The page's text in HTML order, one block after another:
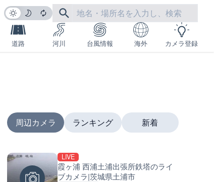
道路 河川 台風情報 海外 カメラ登録
周辺カメラ
LIVE
霞ヶ浦 西浦土浦出張所鉄塔のライ
ブカメラ|茨城県土浦市
ランキング
沖永良部島海岸のライブカメ
児島県和泊町
新着
南出川水門付近のライブカメ
歌山県日高町